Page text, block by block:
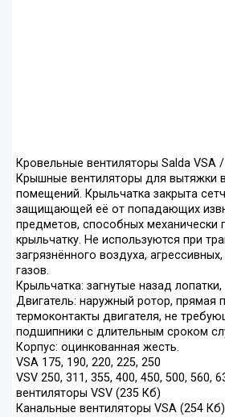
Кровельные вентиляторы Salda VSA
Крышные вентиляторы для вытяжки
помещений. Крыльчатка закрыта
защищающей её от попадающих
предметов, способных механически
крыльчатку. Не используются при
загрязнённого воздуха,
газов.
Крыльчатка: загнутые назад
Двигатель: наружный ротор, прямая
термоконтакты двигателя, не
подшипники с длительным сроком
Корпус: оцинкованная жесть.
VSA 175, 190, 220, 225, 250
VSV 250, 311, 355, 400, 450, 500, 560,
вентиляторы VSV (235 Кб)
Канальные вентиляторы VSA (254